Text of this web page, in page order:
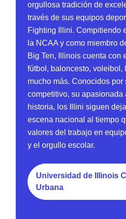
orgullosa tradición de
través de sus equipos
Fighting Illini. Compitiendo
la NCAA y como miembro
Big Ten, Illinois cuenta con
fútbol, baloncesto, voleibol,
mucho más. Conocidos por
competitivo, su apasionada
historia, los Illini siguen
escena nacional al tiempo
valores del trabajo en
y el orgullo escolar.
Universidad de Illinois
Urbana